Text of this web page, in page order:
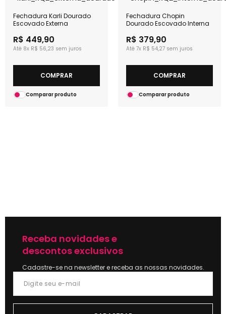
Fechadura Karli Dourado
Escovado Externa
R$ 449,90
8x R$ 56,23
COMPRAR
Comparar produto
Fechadura Chopin
Dourado Escovado Interna
R$ 379,90
7x R$ 54,27
COMPRAR
Comparar produto
Receba novidades e
descontos exclusivos
Cadastre-se na newsletter e receba as nossas novidades.